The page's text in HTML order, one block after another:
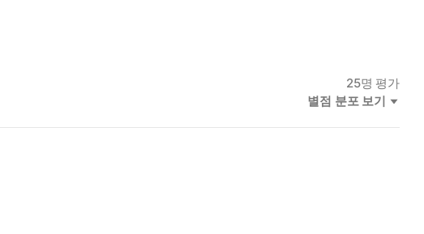
25명 평가
별점 분포 보기